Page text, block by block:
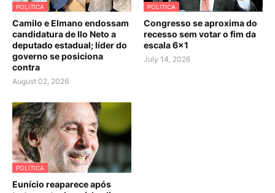
POLITICA
Camilo e Elmano endossam
candidatura de Ilo Neto a
deputado estadual; líder do
governo se posiciona
contra
August 02, 2026
POLITICA
Congresso se aproxima do
recesso sem votar o fim da
escala 6×1
July 14, 2026
POLITICA
Eunício reaparece após